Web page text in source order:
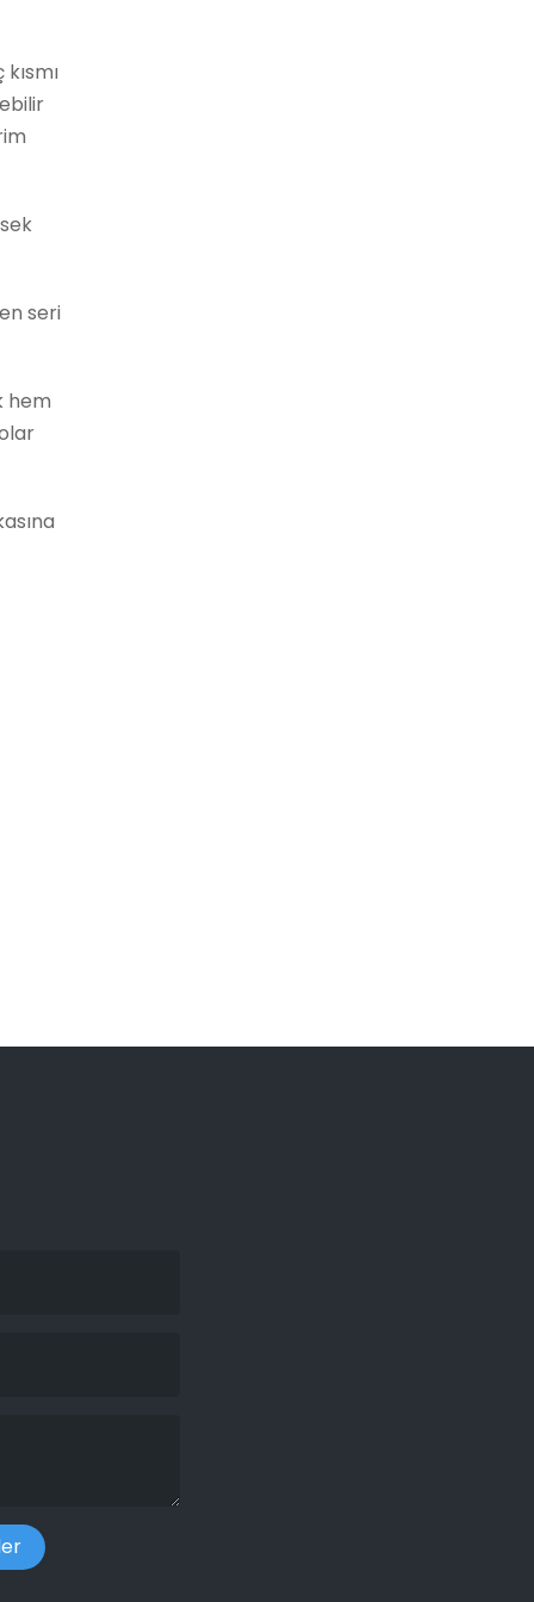
kısmı
seri
hem